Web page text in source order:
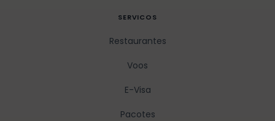
SERVICOS
Restaurantes
Voos
E-Visa
Pacotes